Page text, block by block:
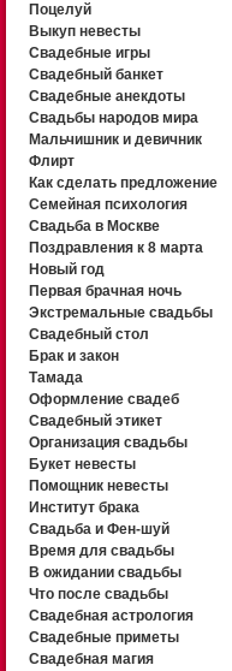
Поцелуй
Выкуп невесты
Свадебные игры
Свадебный банкет
Свадебные анекдоты
Свадьбы народов мира
Мальчишник и девичник
Флирт
Как сделать предложение
Семейная психология
Свадьба в Москве
Поздравления к 8 марта
Новый год
Первая брачная ночь
Экстремальные свадьбы
Свадебный стол
Брак и закон
Тамада
Оформление свадеб
Свадебный этикет
Организация свадьбы
Букет невесты
Помощник невесты
Институт брака
Свадьба и Фен-шуй
Время для свадьбы
В ожидании свадьбы
Что после свадьбы
Свадебная астрология
Свадебные приметы
Свадебная магия